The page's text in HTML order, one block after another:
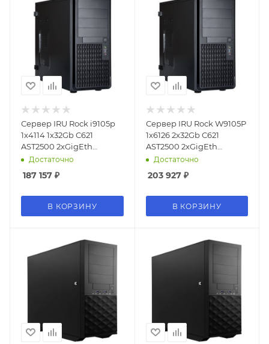
Сервер IRU Rock i9105p
1x4114 1x32Gb С621
AST2500 2xGigEth
1x650W w/o OS (2081284)
Достаточно
187 157 ₽
В КОРЗИНУ
Сервер IRU Rock W9105P
1x6126 2x32Gb С621
AST2500 2xGigEth
1x650W w/o OS (2081125)
Достаточно
203 927₽
В КОРЗИНУ